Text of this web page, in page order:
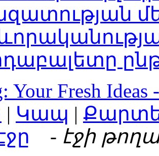
Your Fresh Ideas
| Կապ |
- էջի